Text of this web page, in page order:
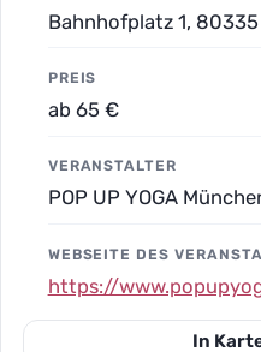
Bahnhofplatz 1,
PREIS
ab 65 €
VERANSTALTER
POP UP YOGA
WEBSEITE DES
https://
In